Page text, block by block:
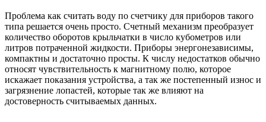
Проблема как считать воду по счетчику для приборов такого
типа решается очень просто. Счетный механизм преобразует
количество оборотов крыльчатки в число кубометров или
литров потраченной жидкости. Приборы энергонезависимы,
компактны и достаточно просты. К числу недостатков обычно
относят чувствительность к магнитному полю, которое
искажает показания устройства, а так же постепенный износ и
загрязнение лопастей, которые так же влияют на
достоверность считываемых данных.